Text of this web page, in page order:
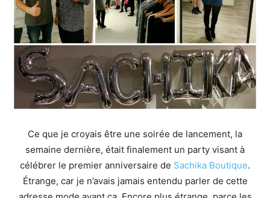
Ce que je croyais être une soirée de lancement, la
semaine dernière, était finalement un party visant à
célébrer le premier anniversaire de Sachika Boutique.
Étrange, car je n’avais jamais entendu parler de cette